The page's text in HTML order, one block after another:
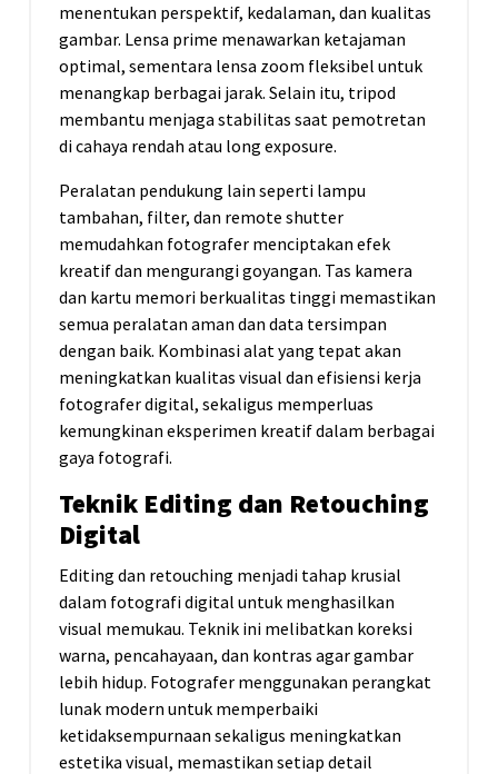
menentukan perspektif, kedalaman, dan kualitas
gambar. Lensa prime menawarkan ketajaman
optimal, sementara lensa zoom fleksibel untuk
menangkap berbagai jarak. Selain itu, tripod
membantu menjaga stabilitas saat pemotretan
di cahaya rendah atau long exposure.
Peralatan pendukung lain seperti lampu
tambahan, filter, dan remote shutter
memudahkan fotografer menciptakan efek
kreatif dan mengurangi goyangan. Tas kamera
dan kartu memori berkualitas tinggi memastikan
semua peralatan aman dan data tersimpan
dengan baik. Kombinasi alat yang tepat akan
meningkatkan kualitas visual dan efisiensi kerja
fotografer digital, sekaligus memperluas
kemungkinan eksperimen kreatif dalam berbagai
gaya fotografi.
Teknik Editing dan Retouching
Digital
Editing dan retouching menjadi tahap krusial
dalam fotografi digital untuk menghasilkan
visual memukau. Teknik ini melibatkan koreksi
warna, pencahayaan, dan kontras agar gambar
lebih hidup. Fotografer menggunakan perangkat
lunak modern untuk memperbaiki
ketidaksempurnaan sekaligus meningkatkan
estetika visual, memastikan setiap detail